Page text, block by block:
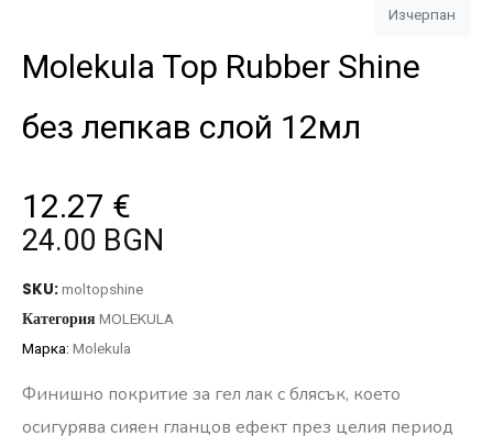
Изчерпан
Molekula Top Rubber Shine
без лепкав слой 12мл
12.27 €
24.00 BGN
SKU:moltopshine
Категория MOLEKULA
Марка: Molekula
Финишно покритие за гел лак с блясък, което
осигурява сияен гланцов ефект през целия период